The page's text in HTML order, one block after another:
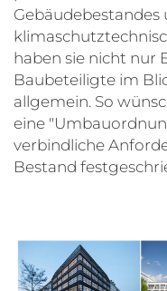
Gebäudebestandes
haben sie nicht nur
Baubeteiligte im
allgemein. So
eine
verbindliche
Bestand